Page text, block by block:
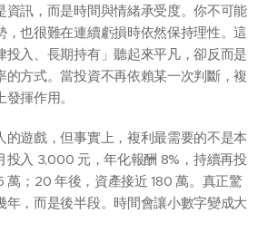
資訊，而是時間與情緒承受度。你不可能
，也很難在連續虧損時依然保持理性。這
投入、長期持有」聽起來平凡，卻反而是
的方式。當投資不再依賴某一次判斷，複
揮作用。
的遊戲，但事實上，複利最需要的不是本
投入 3,000 元，年化報酬 8%，持續再投
萬；20 年後，資產接近 180 萬。真正驚
年，而是後半段。時間會讓小數字變成大